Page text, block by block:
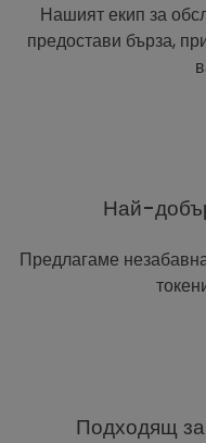
Нашият екип за
предостави бърза,
Най-
Предлагаме
Подходящ